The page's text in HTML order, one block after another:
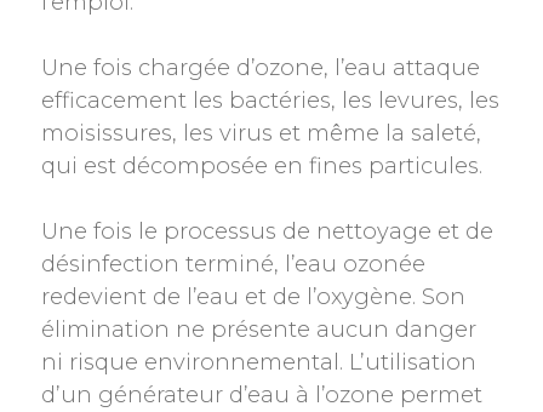
Une fois chargée d’ozone, l’eau attaque
efficacement les bactéries, les levures, les
moisissures, les virus et même la saleté,
qui est décomposée en fines particules.
Une fois le processus de nettoyage et de
désinfection terminé, l’eau ozonée
redevient de l’eau et de l’oxygène. Son
élimination ne présente aucun danger
ni risque environnemental. L’utilisation
d’un générateur d’eau à l’ozone permet